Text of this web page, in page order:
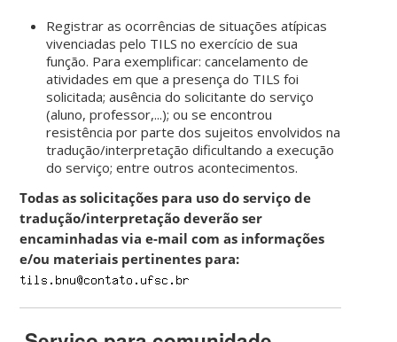
Registrar as ocorrências de situações atípicas
vivenciadas pelo TILS no exercício de sua
função. Para exemplificar: cancelamento de
atividades em que a presença do TILS foi
solicitada; ausência do solicitante do serviço
(aluno, professor,...); ou se encontrou
resistência por parte dos sujeitos envolvidos na
tradução/interpretação dificultando a execução
do serviço; entre outros acontecimentos.
Todas as solicitações para uso do serviço de
tradução/interpretação deverão ser
encaminhadas via e-mail com as informações
e/ou materiais pertinentes para: